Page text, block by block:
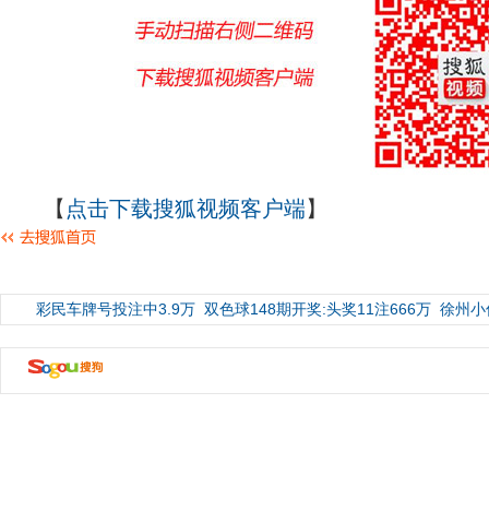
【 点击下载搜狐视频客户端】
彩民车牌号投注中3.9万 双色球148期开奖:头奖11注666万 徐州